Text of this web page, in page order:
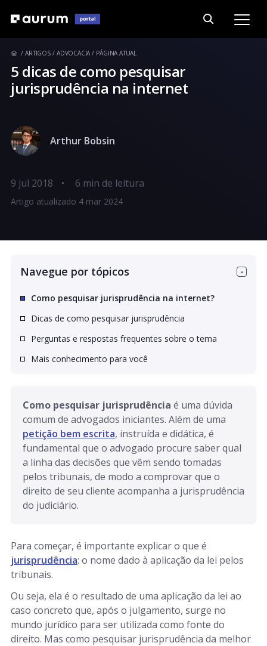
ARTIGOS ADVOCACIA PÁGINA ATUAL
5 dicas de como pesquisar
jurisprudência na internet
Arthur Bobsin
9 jul 2018 •
Artigo atualizado 4 mar 2024
Navegue por tópicos
Como pesquisar jurisprudência na internet?
Dicas de como pesquisar jurisprudência
Perguntas e respostas frequentes sobre o tema
Mais conhecimento para você
Como pesquisar jurisprudência é uma dúvida
petição bem escrita, instruída e didática, é
fundamental que o advogado procure saber qual
a linha das decisões que vêm sendo tomadas
pelos tribunais, de modo a comprovar que o
direito de seu cliente acompanha a jurisprudência
do judiciário.
Para começar, é importante explicar o que é
jurisprudência: o nome dado à aplicação da lei pelos
tribunais.
Ou seja, ela é o resultado de uma aplicação da lei ao
caso concreto que, após o julgamento, surge no
mundo jurídico para ser utilizada como fonte do
direito. Mas como pesquisar jurisprudência da melhor